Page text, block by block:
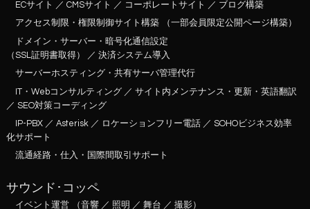
ECサイト ／ CMSサイト ／ コーポレートサイト ／ ブログ構築
アクセス制限・権限制御サイト構築 （一部会員限定公開ページ構築）
ドメイン・サーバー・暗号化通信設定
（SSL証明書取得） ／ 決済システム導入
サーバーホスティング・共有サーバ管理代行
IT・Webコンサルティング ／ サイト内メンテナンス・更新・英語翻訳
／ SEO対策コーディング
IP-PBX ／ Asterisk ／ ロケーションフリー電話 ／ SOHOビジネス効率
化サポート
流通経路・仕入・国際間取引サポート
サウンド･コッペ
イベント運営 （音響 ／ 照明 ／ 舞台 ／ 撮影）